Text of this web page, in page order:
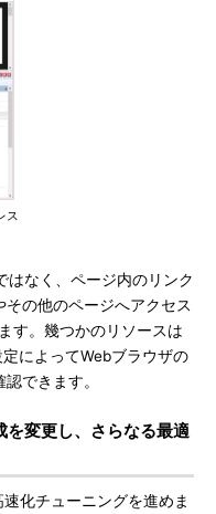
ス
なく、ページ内のリンク
の他のページへアクセス
す。幾つかのリソースは
によってWebブラウザの
できます。
変更し、さらなる最適
化チューニングを進めま